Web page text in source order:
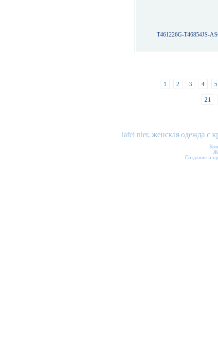
T461226G-T46854JS-
1 2 3 4 5
21
lafei nier, женская одежда с
Создание и